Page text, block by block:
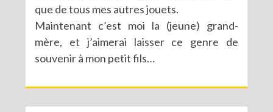
que de tous mes autres jouets.
Maintenant c’est moi la (jeune) grand-
mère, et j’aimerai laisser ce genre de
souvenir à mon petit fils…